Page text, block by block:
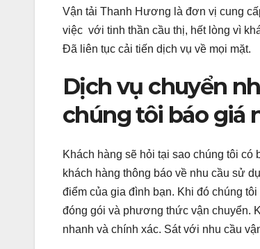
Vận tải Thanh Hương là đơn vị cung
việc với tinh thần cầu thị, hết lòng vì
Đã liên tục cải tiến dịch vụ về mọi mặt.
Dịch vụ chuyển
chúng tôi báo giá
Khách hàng sẽ hỏi tại sao chúng tôi
khách hàng thông báo về nhu cầu sử
điểm của gia đình bạn. Khi đó chúng
đóng gói và phương thức vận chuyển.
nhanh và chính xác. Sát với nhu cầu